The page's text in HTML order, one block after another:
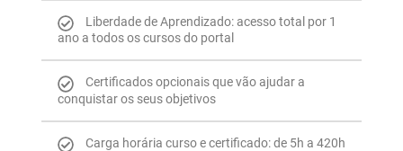
Liberdade de Aprendizado: acesso total por 1
ano a todos os cursos do portal
Certificados opcionais que vão ajudar a
conquistar os seus objetivos
Carga horária curso e certificado: de 5h a 420h